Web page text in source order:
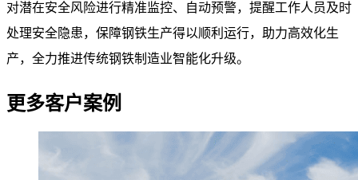
对潜在安全风险进行精准监控、自动预警，提醒工作人员及时
处理安全隐患，保障钢铁生产得以顺利运行，助力高效化生
产，全力推进传统钢铁制造业智能化升级。
更多客户案例